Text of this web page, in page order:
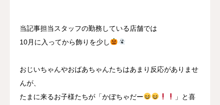
当記事担当スタッフの勤務している店舗では
10月に入ってから飾りを少し
おじいちゃんやおばあちゃんたちはあまり反応がありませ
んが、
たまに来るお子様たちが「かぼちゃだー
」と喜